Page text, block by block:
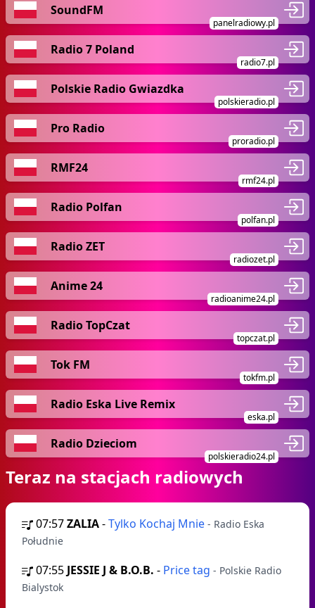
SoundFM
panelradiowy.pl
Radio 7 Poland
radio7.pl
Polskie Radio Gwiazdka
polskieradio.pl
Pro Radio
proradio.pl
RMF24
rmf24.pl
Radio Polfan
polfan.pl
Radio ZET
radiozet.pl
Anime 24
radioanime24.pl
Radio TopCzat
topczat.pl
Tok FM
tokfm.pl
Radio Eska Live Remix
eska.pl
Radio Dzieciom
polskieradio24.pl
Teraz na stacjach radiowych
07:57ZALIA-Tylko Kochaj Mnie - Radio Eska
Południe
07:55 JESSIE J & B.O.B. - Price tag - Polskie Radio
Bialystok